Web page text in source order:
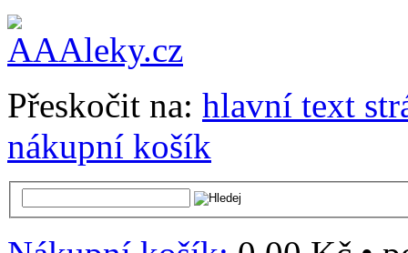
Přeskočit na: hlavní text
nákupní košík